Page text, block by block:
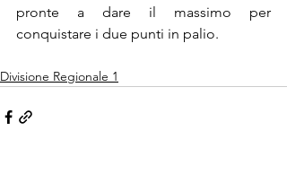
pronte a dare il massimo per
conquistare i due punti in palio.
Divisione Regionale 1